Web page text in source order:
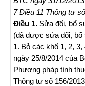
7 Điều 11 Thông tư
Điều 1. Sửa đổi, bổ
(đã được sửa đổi, bổ
1. Bỏ các khổ 1, 2,
ngày 25/8/2014 của
Phương pháp tính
Thông tư số 156/